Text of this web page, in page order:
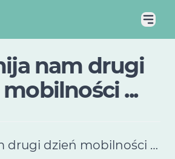
nam drugi
...
drugi dzień mobilności …